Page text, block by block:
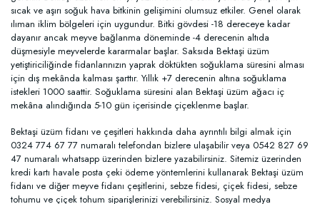
sıcak ve aşırı soğuk hava bitkinin gelişimini olumsuz etkiler. Genel olarak
ılıman iklim bölgeleri için uygundur. Bitki gövdesi -18 dereceye kadar
dayanır ancak meyve bağlanma döneminde -4 derecenin altıda
düşmesiyle meyvelerde kararmalar başlar. Saksıda Bektaşi üzüm
yetiştiriciliğinde fidanlarınızın yaprak döktükten soğuklama süresini alması
için dış mekânda kalması şarttır. Yıllık +7 derecenin altına soğuklama
istekleri 1000 saattir. Soğuklama süresini alan Bektaşi üzüm ağacı iç
mekâna alındığında 5-10 gün içerisinde çiçeklenme başlar.
Bektaşi üzüm fidanı ve çeşitleri hakkında daha ayrıntılı bilgi almak için
0324 774 67 77 numaralı telefondan bizlere ulaşabilir veya 0542 827 69
47 numaralı whatsapp üzerinden bizlere yazabilirsiniz. Sitemiz üzerinden
kredi kartı havale posta çeki ödeme yöntemlerini kullanarak Bektaşi üzüm
fidanı ve diğer meyve fidanı çeşitlerini, sebze fidesi, çiçek fidesi, sebze
tohumu ve çiçek tohum siparişlerinizi verebilirsiniz. Sosyal medya